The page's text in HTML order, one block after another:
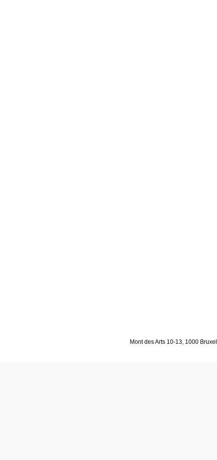
Mont des Arts 10-13, 1000